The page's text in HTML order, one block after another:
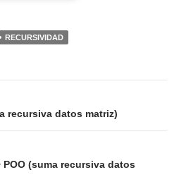
RECURSIVIDAD
recursiva datos matriz)
(suma recursiva datos